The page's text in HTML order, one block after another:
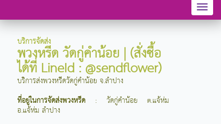
บริการจัดส่ง
พวงหรีด วัดกู่คำน้อย | (สั่งซื้อ
ได้ที่ LineId : @sendflower)
บริการส่งพวงหรีดวัดกู่คำน้อย จ.ลำปาง
ที่อยู่ในการจัดส่งพวงหรีด : วัดกู่คำน้อย ต.แจ้ห่ม
อ.แจ้ห่ม ลำปาง